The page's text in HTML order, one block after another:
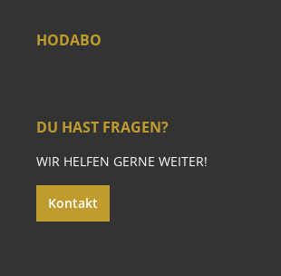
HODABO
DU HAST FRAGEN?
WIR HELFEN GERNE WEITER!
Kontakt